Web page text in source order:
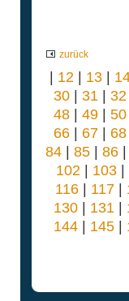
zurück
| 12 | 13|
30| 31 | 32
48| 49| 50
66| 67| 68
84| 85| 86|
102 | 103 |
116| 117|
130| 131 |
144| 145|